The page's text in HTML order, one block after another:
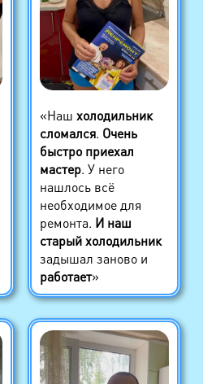
«Наш холодильник
сломался. Очень
быстро приехал
мастер. У него
нашлось всё
необходимое для
ремонта. И наш
старый холодильник
задышал заново и
работает»